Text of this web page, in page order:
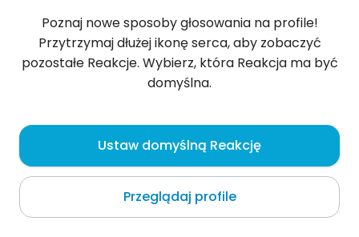
Izabela , 32
Gdańsk
Mam ochotę potańczyć :D
Poznaj nowe sposoby głosowania na profile!
Przytrzymaj dłużej ikonę serca, aby zobaczyć
pozostałe Reakcje. Wybierz, która Reakcja ma być
domyślna.
Ustaw domyślną Reakcję
Przeglądaj profile